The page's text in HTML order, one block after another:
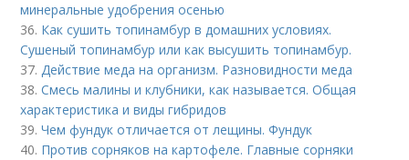
минеральные удобрения осенью
36. Как сушить топинамбур в домашних условиях.
Сушеный топинамбур или как высушить топинамбур.
37.Действие меда на организм. Разновидности меда
38.Смесь малины и клубники, как называется. Общая
характеристика и виды гибридов
39.Чем фундук отличается от лещины. Фундук
40. Против сорняков на картофеле. Главные сорняки